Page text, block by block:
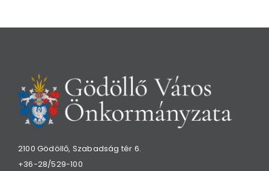
2100 Gödöllő, Szabadság tér 6.
+36-28/529-100